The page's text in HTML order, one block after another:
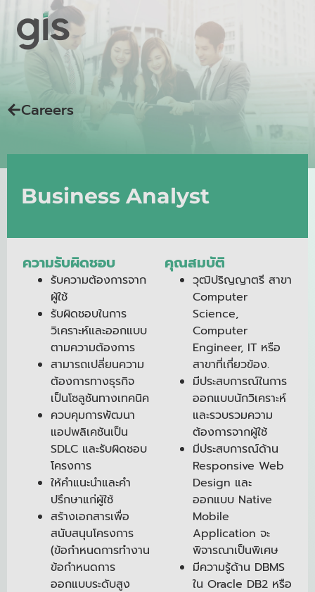
Careers
Business Analyst
ความรับผิดชอบ
รับความต้องการจาก
ผู้ใช้
รับผิดชอบในการ
วิเคราะห์และออกแบบ
ตามความต้องการ
สามารถเปลี่ยนความ
ต้องการทางธุรกิจ
เป็นโซลูชันทางเทคนิค
ควบคุมการพัฒนา
แอปพลิเคชันเป็น
SDLC และรับผิดชอบ
โครงการ
ให้คำแนะนำและคำ
ปรึกษาแก่ผู้ใช้
สร้างเอกสารเพื่อ
สนับสนุนโครงการ
(ข้อกำหนดการทำงาน
ข้อกำหนดการ
ออกแบบระดับสูง
คุณสมบัติ
วุฒิปริญญาตรี สาขา
Computer
Science,
Computer
Engineer, IT หรือ
สาขาที่เกี่ยวข้อง.
มีประสบการณ์ในการ
ออกแบบนักวิเคราะห์
และรวบรวมความ
ต้องการจากผู้ใช้
มีประสบการณ์ด้าน
Responsive Web
Design และ
ออกแบบ Native
Mobile
Application จะ
พิจารณาเป็นพิเศษ
มีความรู้ด้าน DBMS
ใน Oracle DB2 หรือ